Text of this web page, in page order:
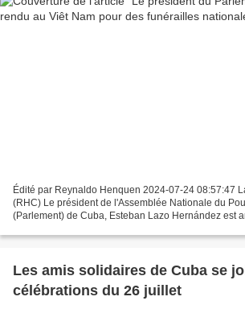
Édité par Reynaldo Henquen 2024-07-24 08:57:47
(RHC) Le président de l'Assemblée Nationale du
(Parlement) de Cuba, Esteban Lazo Hernández est
Les amis solidaires de Cuba se
célébrations du 26 juillet